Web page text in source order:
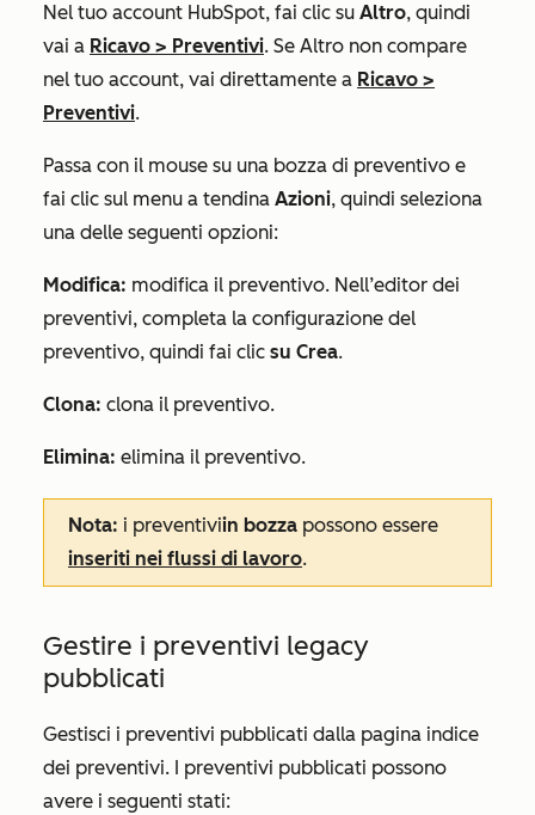
Nel tuo account HubSpot, fai clic su Altro, quindi
vai a Ricavo > Preventivi. Se Altro non compare
nel tuo account, vai direttamente a Ricavo >
Preventivi.
Passa con il mouse su una bozza di preventivo e
fai clic sul menu a tendina Azioni, quindi seleziona
una delle seguenti opzioni:
Modifica: modifica il preventivo. Nell’editor dei
preventivi, completa la configurazione del
preventivo, quindi fai clic su Crea.
Clona: clona il preventivo.
Elimina: elimina il preventivo.
Nota: i preventiviin bozza possono essere
inseriti nei flussi di lavoro.
Gestire i preventivi legacy
pubblicati
Gestisci i preventivi pubblicati dalla pagina indice
dei preventivi. I preventivi pubblicati possono
avere i seguenti stati: